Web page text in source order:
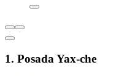
1. Posada Yax-che